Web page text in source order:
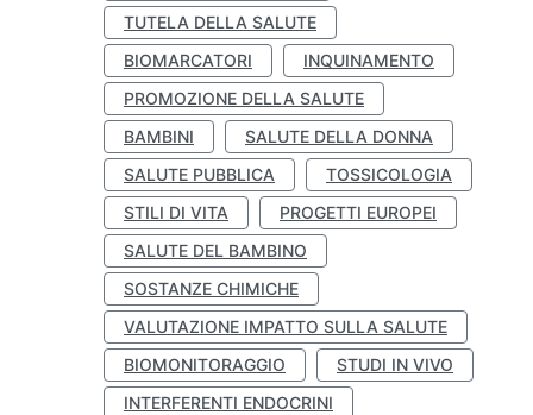
TUTELA DELLA SALUTE
BIOMARCATORI
INQUINAMENTO
PROMOZIONE DELLA SALUTE
BAMBINI
SALUTE DELLA DONNA
SALUTE PUBBLICA
TOSSICOLOGIA
STILI DI VITA
PROGETTI EUROPEI
SALUTE DEL BAMBINO
SOSTANZE CHIMICHE
VALUTAZIONE IMPATTO SULLA SALUTE
BIOMONITORAGGIO
STUDI IN VIVO
INTERFERENTI ENDOCRINI